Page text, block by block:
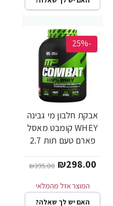
-25%
אבקת חלבון מי גבינה
WHEY קומבט מאסל
פארם טעם תות 2.7
MusclePharm
₪298.00
₪395.00
האם יש לך שאלה?